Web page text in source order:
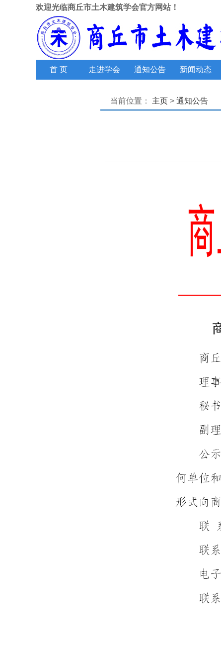
欢迎光临商丘市土木建筑学会官方网站！
首 页 走进学会 通知公告 新闻动态
当前位置： 主页 > 通知公告